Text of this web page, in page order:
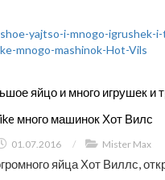
яйцо и много игрушек и
много машинок Хот Вилс
01.07.2016 / Mister Max
яйца Хот Виллс,